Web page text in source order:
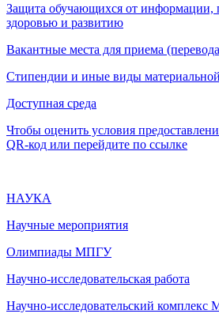
Защита обучающихся от
здоровью и развитию
Вакантные места для приема
Стипендии и иные виды
Доступная среда
Чтобы оценить условия
QR-код или перейдите по ссылке
НАУКА
Научные мероприятия
Олимпиады МПГУ
Научно-исследовательская работа
Научно-исследовательский